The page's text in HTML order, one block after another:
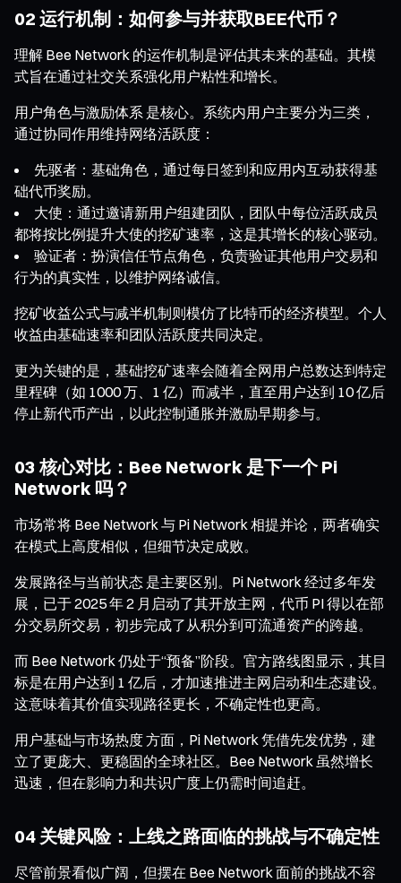
02 运行机制：如何参与并获取BEE代币？
理解 Bee Network 的运作机制是评估其未来的基础。其模
式旨在通过社交关系强化用户粘性和增长。
用户角色与激励体系 是核心。系统内用户主要分为三类，
通过协同作用维持网络活跃度：
先驱者：基础角色，通过每日签到和应用内互动获得基
础代币奖励。
大使：通过邀请新用户组建团队，团队中每位活跃成员
都将按比例提升大使的挖矿速率，这是其增长的核心驱动。
验证者：扮演信任节点角色，负责验证其他用户交易和
行为的真实性，以维护网络诚信。
挖矿收益公式与减半机制则模仿了比特币的经济模型。个人
收益由基础速率和团队活跃度共同决定。
更为关键的是，基础挖矿速率会随着全网用户总数达到特定
里程碑（如 1000 万、1 亿）而减半，直至用户达到 10 亿后
停止新代币产出，以此控制通胀并激励早期参与。
03 核心对比：Bee Network 是下一个 Pi
Network 吗？
市场常将 Bee Network 与 Pi Network 相提并论，两者确实
在模式上高度相似，但细节决定成败。
发展路径与当前状态 是主要区别。Pi Network 经过多年发
展，已于 2025 年 2 月启动了其开放主网，代币 PI 得以在部
分交易所交易，初步完成了从积分到可流通资产的跨越。
而 Bee Network 仍处于“预备”阶段。官方路线图显示，其目
标是在用户达到 1 亿后，才加速推进主网启动和生态建设。
这意味着其价值实现路径更长，不确定性也更高。
用户基础与市场热度 方面，Pi Network 凭借先发优势，建
立了更庞大、更稳固的全球社区。Bee Network 虽然增长
迅速，但在影响力和共识广度上仍需时间追赶。
04 关键风险：上线之路面临的挑战与不确定性
尽管前景看似广阔，但摆在 Bee Network 面前的挑战不容